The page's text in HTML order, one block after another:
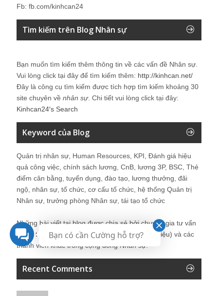
Fb: fb.com/kinhcan24
Tìm kiếm trên Blog Nhân sự
Bạn muốn tìm kiếm thêm thông tin về các vấn đề Nhân sự
Vui lòng click tại đây để tìm kiếm thêm: http://kinhcan.net/
Đây là công cụ tìm kiếm được tích hợp tìm kiếm khoảng 30
site chuyên về nhân sự. Chi tiết vui lòng click tại đây:
Kinhcan24′s Search
Keyword của Blog
Quản trị nhân sự, Human Resources, KPI, Đánh giá hiệu
quả công việc, chính sách lương, CnB, lương 3P, BSC, Thẻ
điểm cân bằng, tuyển dụng, đào tạo, lương thưởng, đãi
ngộ, nhân sự, tổ chức, cơ cấu tổ chức, hệ thống Quản trị
Nhân sự, trưởng phòng Nhân sự, tái tạo tổ chức
Những bài viết tại blog được chia sẻ bởi chuyên gia tư vấn
Quản trị Nhân sự Nguyễn Hùng Cường (giới thiệu) và các
thành viên khác trong cộng đồng Nhân sự.
Recent Comments
Bạn có cần Cường hỗ trợ?